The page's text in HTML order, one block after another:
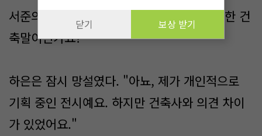
서준의 표정이 어두워졌다. "그 회사가 의뢰한 건
축말이신가요?"
하은은 잠시 망설였다. "아뇨, 제가 개인적으로
기획 중인 전시예요. 하지만 건축사와 의견 차이
가 있었어요."
닫기 보상 받기